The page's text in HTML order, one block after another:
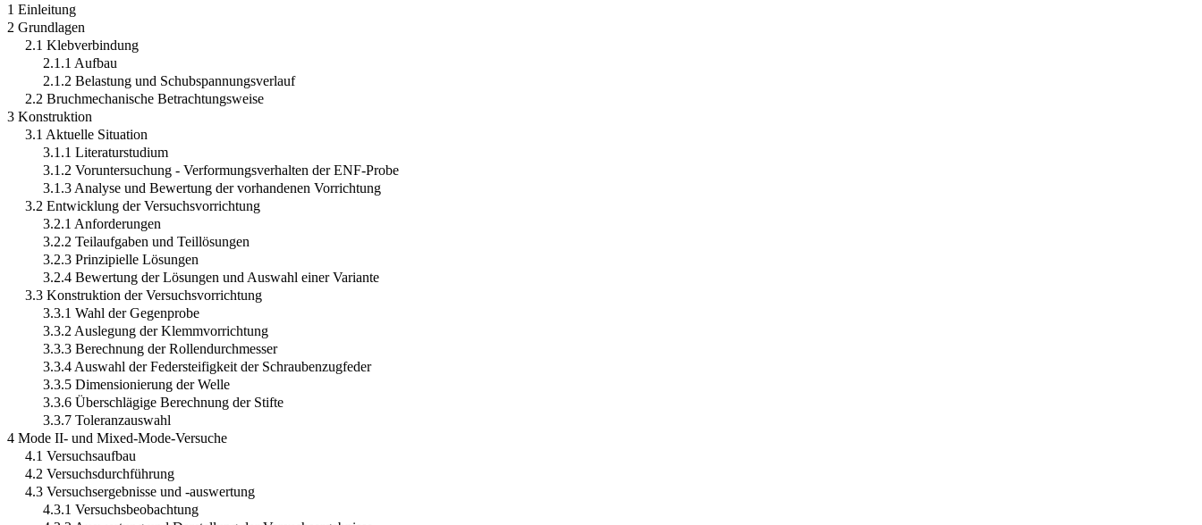
1 Einleitung
2 Grundlagen
2.1 Klebverbindung
2.1.1 Aufbau
2.1.2 Belastung und Schubspannungsverlauf
2.2 Bruchmechanische Betrachtungsweise
3 Konstruktion
3.1 Aktuelle Situation
3.1.1 Literaturstudium
3.1.2 Voruntersuchung - Verformungsverhalten der ENF-Probe
3.1.3 Analyse und Bewertung der vorhandenen Vorrichtung
3.2 Entwicklung der Versuchsvorrichtung
3.2.1 Anforderungen
3.2.2 Teilaufgaben und Teillösungen
3.2.3 Prinzipielle Lösungen
3.2.4 Bewertung der Lösungen und Auswahl einer Variante
3.3 Konstruktion der Versuchsvorrichtung
3.3.1 Wahl der Gegenprobe
3.3.2 Auslegung der Klemmvorrichtung
3.3.3 Berechnung der Rollendurchmesser
3.3.4 Auswahl der Federsteifigkeit der Schraubenzugfeder
3.3.5 Dimensionierung der Welle
3.3.6 Überschlägige Berechnung der Stifte
3.3.7 Toleranzauswahl
4 Mode II- und Mixed-Mode-Versuche
4.1 Versuchsaufbau
4.2 Versuchsdurchführung
4.3 Versuchsergebnisse und -auswertung
4.3.1 Versuchsbeobachtung